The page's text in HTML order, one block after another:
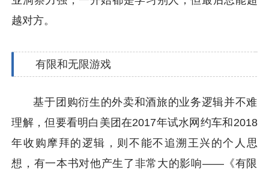
越对方。
有限和无限游戏
基于团购衍生的外卖和酒旅的业务逻辑并不难
理解，但要看明白美团在2017年试水网约车和2018
年收购摩拜的逻辑，则不能不追溯王兴的个人思
想，有一本书对他产生了非常大的影响——《有限